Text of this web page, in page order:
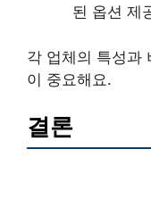
된 옵션 제
각 업체의 특성과
이 중요해요.
결론